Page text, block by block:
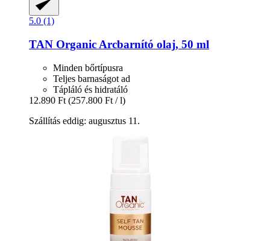
5.0 (1)
TAN Organic Arcbarnító olaj, 50 ml
Minden bőrtípusra
Teljes barnaságot ad
Tápláló és hidratáló
12.890 Ft (257.800 Ft / l)
Szállítás eddig: augusztus 11.